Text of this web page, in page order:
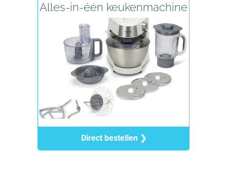
Alles-in-één keukenmachine
Direct bestellen ❯